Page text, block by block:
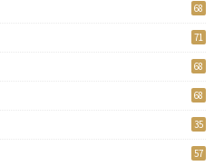
68
71
68
68
35
57